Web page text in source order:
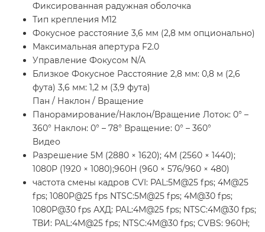
Фиксированная радужная оболочка
Тип крепления М12
Фокусное расстояние 3,6 мм (2,8 мм опционально)
Максимальная апертура F2.0
Управление Фокусом N/A
Близкое Фокусное Расстояние 2,8 мм: 0,8 м (2,6
фута) 3,6 мм: 1,2 м (3,9 фута)
Пан / Наклон / Вращение
Панорамирование/Наклон/Вращение Лоток: 0° –
360° Наклон: 0° – 78° Вращение: 0° – 360°
Видео
Разрешение 5М (2880 × 1620); 4М (2560 × 1440);
1080P (1920 × 1080);960H (960 × 576/960 × 480)
частота смены кадров CVI: PAL:5M@25 fps; 4M@25
fps; 1080P@25 fps NTSC:5M@25 fps; 4M@30 fps;
1080P@30 fps АХД: PAL:4M@25 fps; NTSC:4M@30 fps;
ТВИ: PAL:4M@25 fps; NTSC:4M@30 fps; CVBS: 960H;